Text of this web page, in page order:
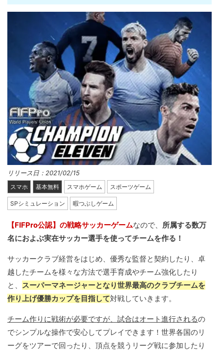
リリース日：2021/02/15
スマホ 基本無料 スマホゲーム スポーツゲーム
SPシミュレーション 暇つぶしゲーム
【FIFPro公認】の戦略サッカーゲームなので、 所属する数万
名におよぶ実在サッカー選手を使ってチームを作る！
サッカークラブ経営をはじめ、優秀な監督と契約したり、卓
越したチームを様々な方法で選手育成やチーム強化したり
と、 スーパーマネージャーとなり世界最高のクラブチームを
作り上げ優勝カップを目指して対戦していきます。
チーム作りに戦術が必要ですが、試合はオート進行されるの
でシンプルな操作で安心してプレイできます！世界各国のリ
ーグをツアーで回ったり、頂点を競うリーグ戦に参加したり